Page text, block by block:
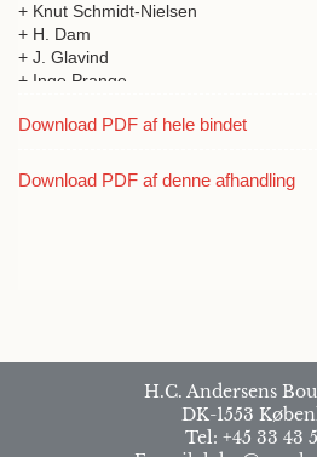
+ Knut Schmidt-Nielsen
+ H. Dam
+ J. Glavind
+ Inge Prange
+ O. Rebbe
Download PDF af hele bindet
Download PDF af denne afhandling
H.C. Andersens
DK-1553
Tel: +45 33 43